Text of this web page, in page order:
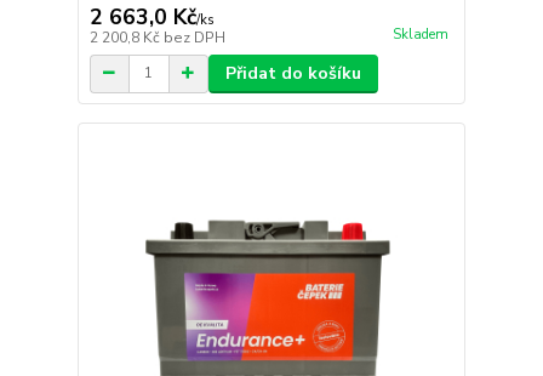
2 663,0 Kč/ks
2 200,8 Kč bez DPH Skladem
Přidat do košíku